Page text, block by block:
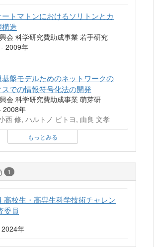
トマトンにおけるソリトンとカ
造
会 科学研究費助成事業 若手研究
2009年
盤モデルためのネットワークの
での情報符号化法の開発
会 科学研究費助成事業 萌芽研
2008年
西 修, ハルトノ ピトヨ, 由良 文孝
もっとみる
1
高校生・高専生科学技術チャレン
委員
年